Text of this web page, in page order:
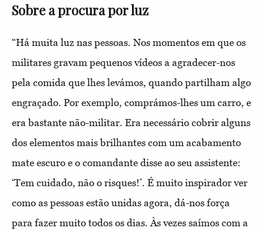
Sobre a procura por luz
“Há muita luz nas pessoas. Nos momentos em que os
militares gravam pequenos vídeos a agradecer-nos
pela comida que lhes levámos, quando partilham algo
engraçado. Por exemplo, comprámos-lhes um carro, e
era bastante não-militar. Era necessário cobrir alguns
dos elementos mais brilhantes com um acabamento
mate escuro e o comandante disse ao seu assistente:
‘Tem cuidado, não o risques!’. É muito inspirador ver
como as pessoas estão unidas agora, dá-nos força
para fazer muito todos os dias. Às vezes saímos com a